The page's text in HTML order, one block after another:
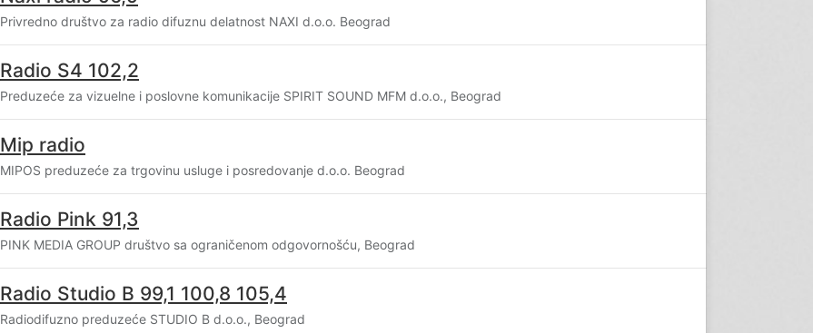
Privredno društvo za radio difuznu delatnost NAXI d.o.o. Beograd
Radio S4 102,2
Preduzeće za vizuelne i poslovne komunikacije SPIRIT SOUND MFM d.o.o., Beograd
Mip radio
MIPOS preduzeće za trgovinu usluge i posredovanje d.o.o. Beograd
Radio Pink 91,3
PINK MEDIA GROUP društvo sa ograničenom odgovornošću, Beograd
Radio Studio B 99,1 100,8 105,4
Radiodifuzno preduzeće STUDIO B d.o.o., Beograd